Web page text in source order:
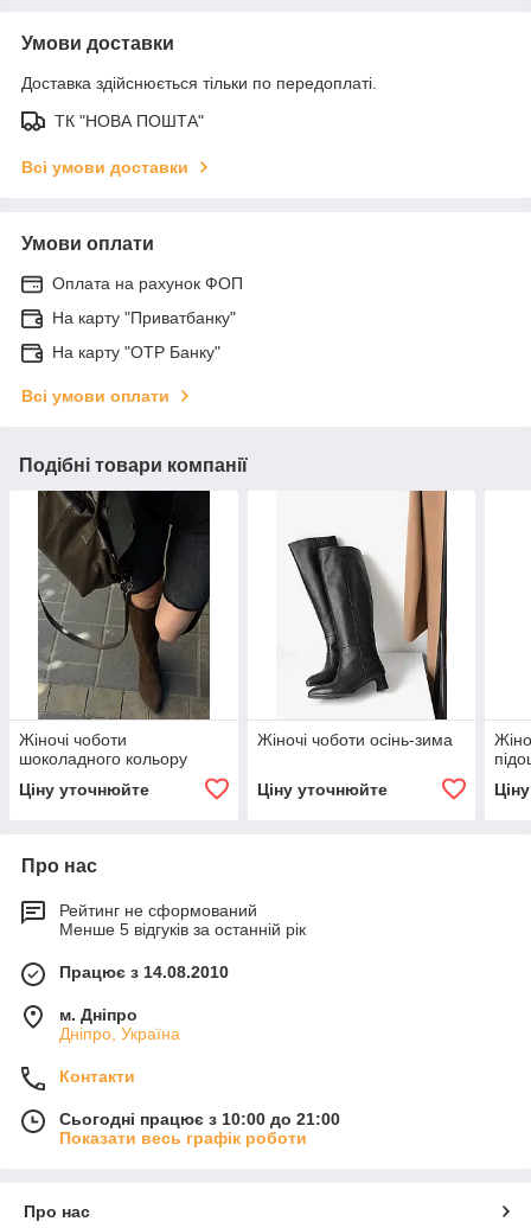
Умови доставки
Доставка здійснюється тільки по передоплаті.
ТК "НОВА ПОШТА"
Всі умови доставки
Умови оплати
Оплата на рахунок ФОП
На карту "Приватбанку"
На карту "OTP Банку"
Всі умови оплати
Подібні товари компанії
Жіночі чоботи
шоколадного кольору
Ціну уточнюйте
Жіночі чоботи осінь-зима
Ціну уточнюйте
Про нас
Рейтинг не сформований
Менше 5 відгуків за останній рік
Працює з 14.08.2010
м. Дніпро
Дніпро, Україна
Контакти
Сьогодні працює з 10:00 до 21:00
Показати весь графік роботи
Про нас